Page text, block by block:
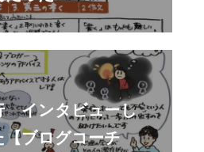
インタビューし
【ブログコーチ